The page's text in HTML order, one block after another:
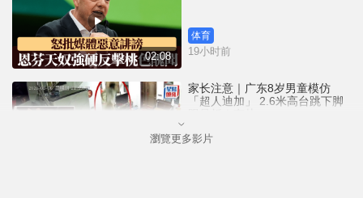
02:08
体育
19小时前
家长注意｜广东8岁男童模仿
「超人迪加」 2.6米高台跳下脚
中国
瀏覽更多影片